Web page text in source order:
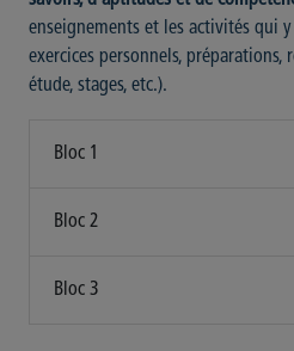
enseignements et les activités qui
exercices personnels, préparations,
étude, stages, etc.).
Bloc 1
Bloc 2
Bloc 3